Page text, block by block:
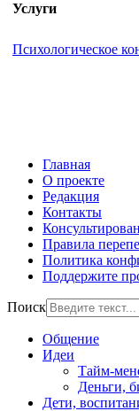
Услуги
Психологическое
Главная
О проекте
Редакция
Контакты
Правила
Политика
Поддержите
Поиск
Общение
Идеи
Тайм-
Деньги,
Дети,